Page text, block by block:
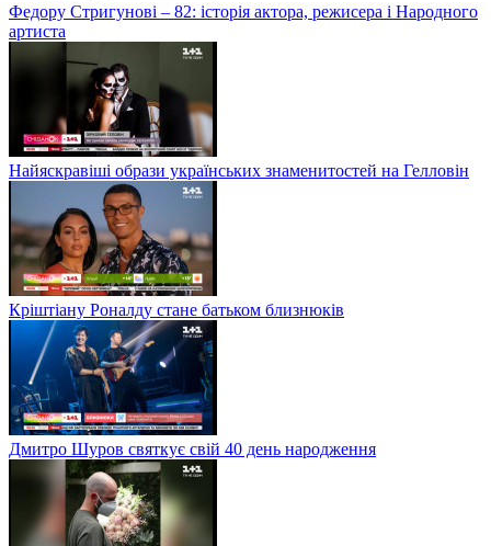
Федору Стригунові – 82: історія актора, режисера і Народного
артиста
Найяскравіші образи українських знаменитостей на Гелловін
Кріштіану Роналду стане батьком близнюків
Дмитро Шуров святкує свій 40 день народження